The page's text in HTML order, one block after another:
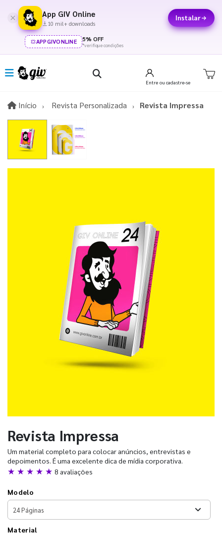
App GIV Online
10 mil+ downloads
Instalar
APPGIVONLINE 5% OFF
*verifique condições
Entre ou cadastre-se
Início InícioRevista Personalizada Revista Impressa
Revista Impressa
Um material completo para colocar anúncios, entrevistas e
depoimentos. É uma excelente dica de mídia corporativa.
★ ★ ★ ★ ★ 8 avaliações
Modelo
Material